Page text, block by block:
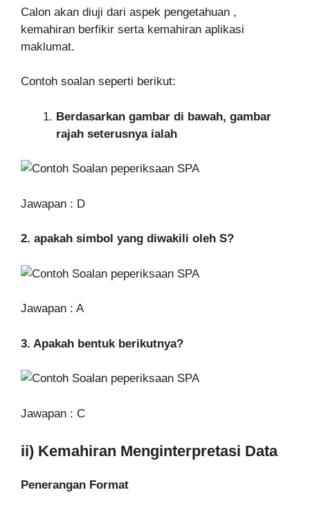
Calon akan diuji dari aspek pengetahuan ,
kemahiran berfikir serta kemahiran aplikasi
maklumat.
Contoh soalan seperti berikut:
Berdasarkan gambar di bawah, gambar
rajah seterusnya ialah
Jawapan : D
2. apakah simbol yang diwakili oleh S?
Jawapan : A
3. Apakah bentuk berikutnya?
Jawapan : C
ii) Kemahiran Menginterpretasi Data
Penerangan Format